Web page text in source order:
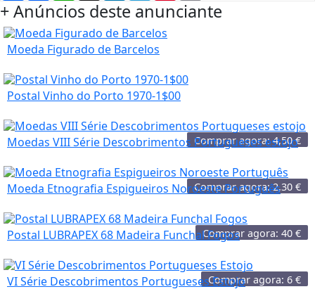
+ Anúncios deste anunciante
Moeda Figurado de Barcelos
Comprar agora:4,50 €
Postal Vinho do Porto 1970-1$00
Comprar agora:2,30 €
Moedas VIII Série Descobrimentos Portugueses estojo
Comprar agora: 40 €
Moeda Etnografia Espigueiros Noroeste Português
Comprar agora: 6 €
Postal LUBRAPEX 68 Madeira Funchal Fogos
VI Série Descobrimentos Portugueses Estojo